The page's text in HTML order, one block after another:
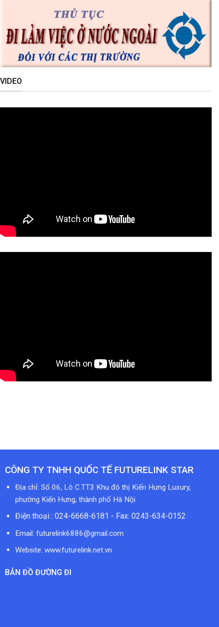
VIDEO
CÔNG TY TNHH QUỐC TẾ FUTURELINK STAR
Địa chỉ: Số 06, Lô C.TT3 Khu đô thị Kiến Hưng Luxury,
phường Kiến Hưng, thành phố Hà Nội
Điện thoại : 024-6668-6181 - Fax: 0243-634-0152
Email: futurelink6886@gmail.com
Website: www.futurelink.net.vn
BẢN ĐỒ ĐƯỜNG ĐI